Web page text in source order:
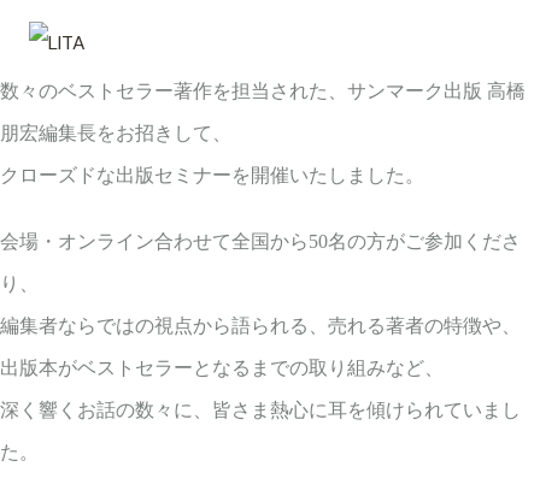
数々のベストセラー著作を担当された、サンマーク出版 高橋
朋宏編集長をお招きして、
クローズドな出版セミナーを開催いたしました。
会場・オンライン合わせて全国から50名の方がご参加くださ
り、
編集者ならではの視点から語られる、売れる著者の特徴や、
出版本がベストセラーとなるまでの取り組みなど、
深く響くお話の数々に、皆さま熱心に耳を傾けられていまし
た。